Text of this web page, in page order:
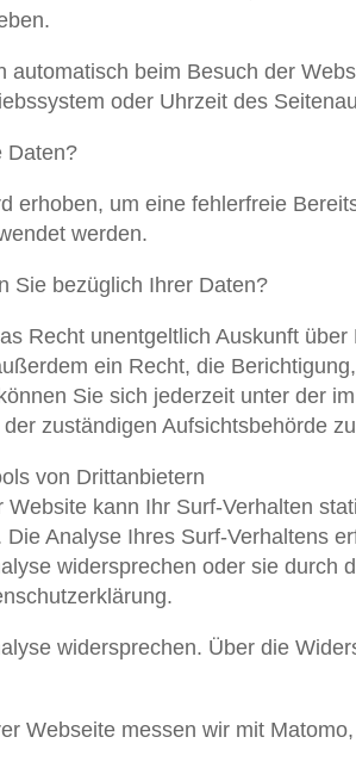
automatisch beim Besuch der
oder Uhrzeit des
Daten?
erhoben, um eine fehlerfreie
werden.
Sie bezüglich Ihrer Daten?
Recht unentgeltlich Auskunft
ein Recht, die
Sie sich jederzeit unter der
zuständigen Aufsichtsbehörde
von Drittanbietern
Website kann Ihr Surf-Verhalten
Analyse Ihres Surf-Verhaltens
widersprechen oder sie durch
widersprechen. Über die
Webseite messen wir mit